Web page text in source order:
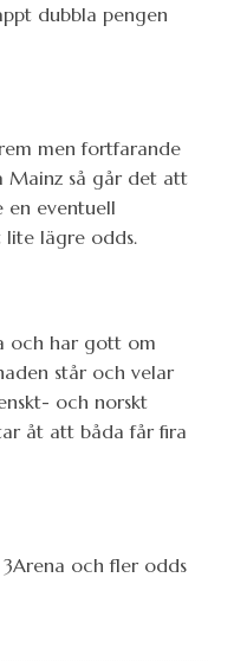
dubbla pengen
men fortfarande
Mainz så går det att
en eventuell
lägre odds.
och har gott om
står och velar
och norskt
åt att båda får fira
och fler odds